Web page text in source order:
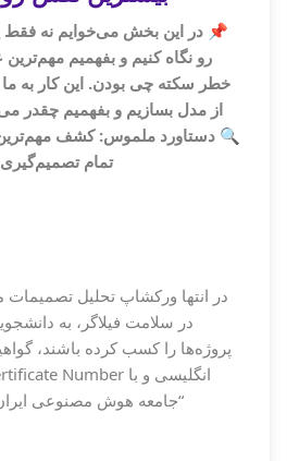
📌 در این بخش می‌خوایم نه فقط
رو نگاه کنیم و بفهمیم
خطر سکته چی بودن. این کار به
از مدل بسازیم و بفهمیم چقدر
🔍 دستاورد ملموس: کشف مهم‌ترین
تمام
در انتها ورکشاپ تحلیل
در سلامت فیلاگر، به
پروژه‌ها را کسب کرده باشند،
“جامعه هوش مصنوعی